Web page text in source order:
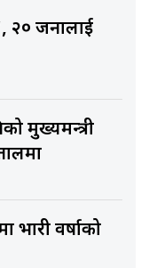
२० जनालाई
मुख्यमन्त्री
वर्षाको